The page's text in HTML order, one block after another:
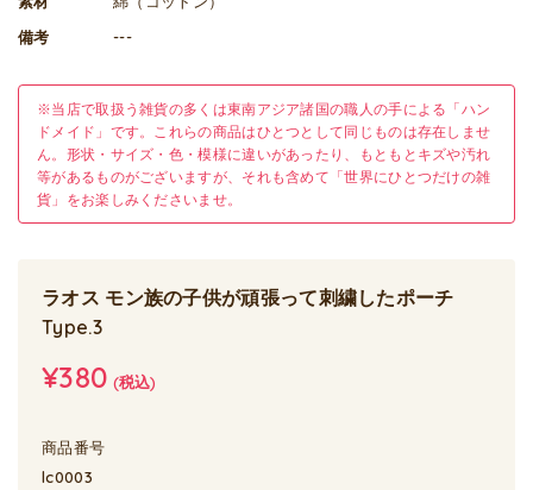
備考
---
※当店で取扱う雑貨の多くは東南アジア諸国の職人の手による「ハン
ドメイド」です。これらの商品はひとつとして同じものは存在しませ
ん。形状・サイズ・色・模様に違いがあったり、もともとキズや汚れ
等があるものがございますが、それも含めて「世界にひとつだけの雑
貨」をお楽しみくださいませ。
ラオス モン族の子供が頑張って刺繍したポーチ
Type.3
¥380 (税込)
商品番号
lc0003